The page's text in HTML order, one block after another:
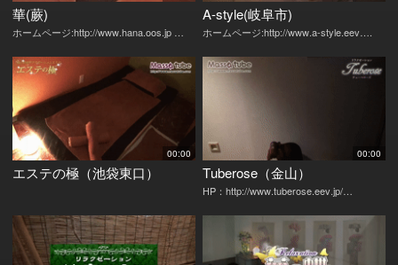
華(蕨)
ホームページ:http://www.hana.oos.jp …
A-style(岐阜市)
ホームページ:http://www.a-style.eev….
00:00
エステの極（池袋東口）
00:00
Tuberose（金山）
HP：http://www.tuberose.eev.jp/…